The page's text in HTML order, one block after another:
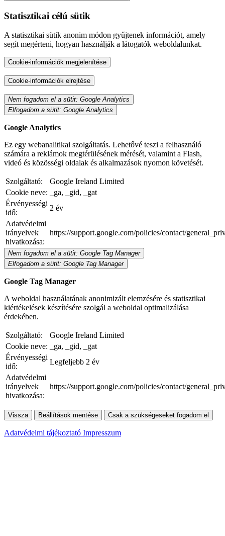
Statisztikai célú sütik
A statisztikai sütik anonim módon gyűjtenek információt, amely
segít megérteni, hogyan használják a látogatók weboldalunkat.
Cookie-információk megjelenítése
Cookie-információk elrejtése
Nem fogadom el a sütit: Google Analytics
Elfogadom a sütit: Google Analytics
Google Analytics
Ez egy webanalitikai szolgáltatás. Lehetővé teszi a felhasználó
számára a reklámok megtérülésének mérését, valamint a Flash,
videó és közösségi oldalak és alkalmazások nyomon követését.
Szolgáltató:
Google Ireland Limited
Cookie neve:
_ga, _gid, _gat
Érvényességi
idő:
2 év
Adatvédelmi
irányelvek
hivatkozása:
https://support.google.com/policies/contact/
Nem fogadom el a sütit: Google Tag Manager
Elfogadom a sütit: Google Tag Manager
Google Tag Manager
A weboldal használatának anonimizált elemzésére és statisztikai
kiértékelések készítésére szolgál a weboldal optimalizálása
érdekében.
Szolgáltató:
Google Ireland Limited
Cookie neve:
_ga, _gid, _gat
Érvényességi
idő:
Legfeljebb 2 év
Adatvédelmi
irányelvek
hivatkozása:
https://support.google.com/policies/contact/
Vissza Beállítások mentése Csak a szükségeseket fogadom el
Adatvédelmi tájékoztató Impresszum